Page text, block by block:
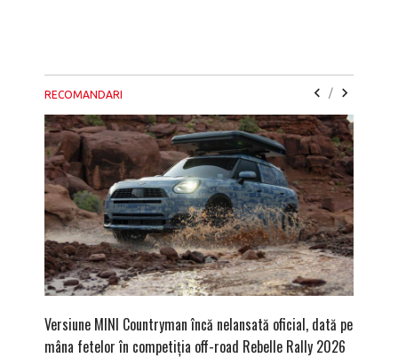
RECOMANDARI /
Versiune MINI Countryman încă nelansată oficial, dată pe
mâna fetelor în competiția off-road Rebelle Rally 2026